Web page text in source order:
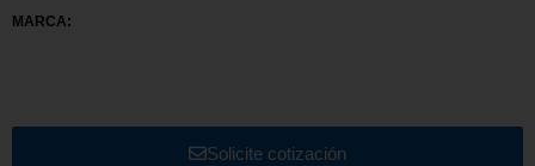
MARCA:
Solicite cotización